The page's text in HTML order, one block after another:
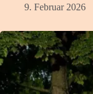
9. Februar 2026